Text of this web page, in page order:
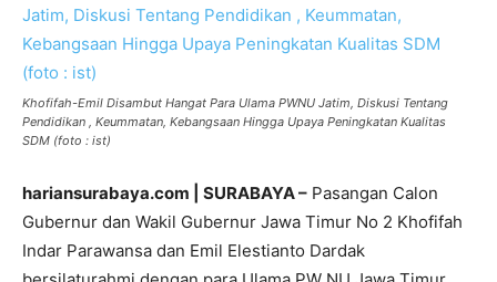
Khofifah-Emil Disambut Hangat Para Ulama PWNU Jatim, Diskusi Tentang
Pendidikan , Keummatan, Kebangsaan Hingga Upaya Peningkatan Kualitas
SDM (foto : ist)
hariansurabaya.com | SURABAYA – Pasangan Calon
Gubernur dan Wakil Gubernur Jawa Timur No 2 Khofifah
Indar Parawansa dan Emil Elestianto Dardak